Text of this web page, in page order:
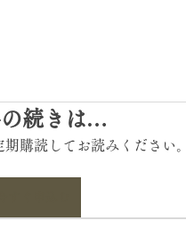
続きは…
購読してお読みください。